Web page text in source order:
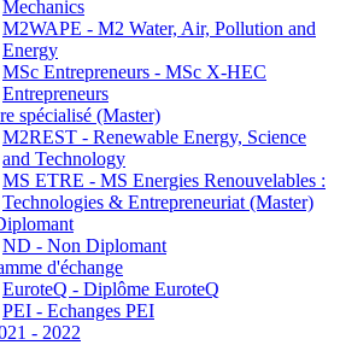
Mechanics
M2WAPE - M2 Water, Air, Pollution and
Energy
MSc Entrepreneurs - MSc X-HEC
Entrepreneurs
spécialisé (Master)
M2REST - Renewable Energy, Science
and Technology
MS ETRE - MS Energies Renouvelables :
Technologies & Entrepreneuriat (Master)
ND - Non Diplomant
d'échange
EuroteQ - Diplôme EuroteQ
PEI - Echanges PEI
- 2022